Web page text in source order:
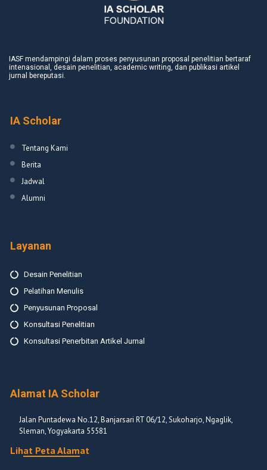
IASF mendampingi dalam proses penyusunan proposal penelitian bertaraf
intenasional, desain penelitian, academic writing, dan publikasi artikel
jurnal bereputasi.
IA Scholar
Tentang Kami
Berita
Jadwal
Alumni
Layanan
Desain Penelitian
Pelatihan Menulis
Penyusunan Proposal
Konsultasi Penelitian
Konsultasi Penerbitan Artikel Jurnal
Alamat IA Scholar
Jalan Puntadewa No.12, Banjarsari RT 06/12, Sukoharjo, Ngaglik,
Sleman, Yogyakarta 55581
Lihat Peta Alamat